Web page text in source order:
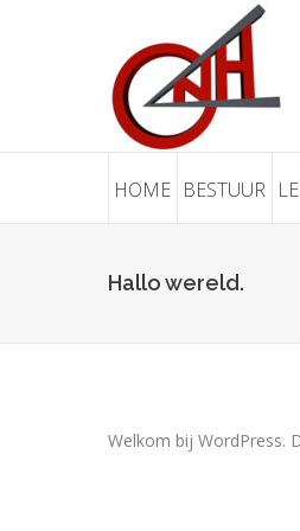
HOME BESTUUR
Hallo wereld.
Welkom bij WordPress.